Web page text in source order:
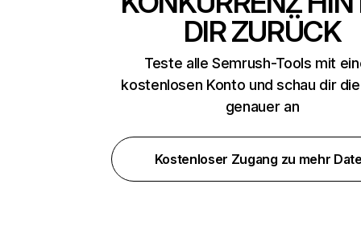
DIR ZURÜCK
Teste alle Semrush-Tools mit
kostenlosen Konto und schau dir
genauer an
Kostenloser Zugang zu mehr